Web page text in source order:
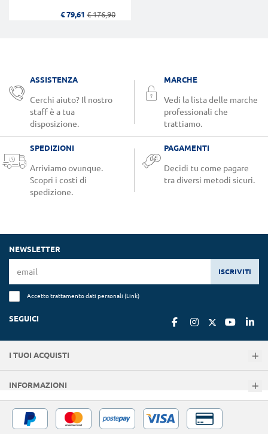
€ 79,61 € 176,90
ASSISTENZA
Cerchi aiuto? Il nostro
staff è a tua
disposizione.
MARCHE
Vedi la lista delle marche
professionali che
trattiamo.
SPEDIZIONI
Arriviamo ovunque.
Scopri i costi di
spedizione.
PAGAMENTI
Decidi tu come pagare
tra diversi metodi sicuri.
NEWSLETTER
ISCRIVITI
Accetto trattamento dati personali (Link)
SEGUICI
I TUOI ACQUISTI
INFORMAZIONI